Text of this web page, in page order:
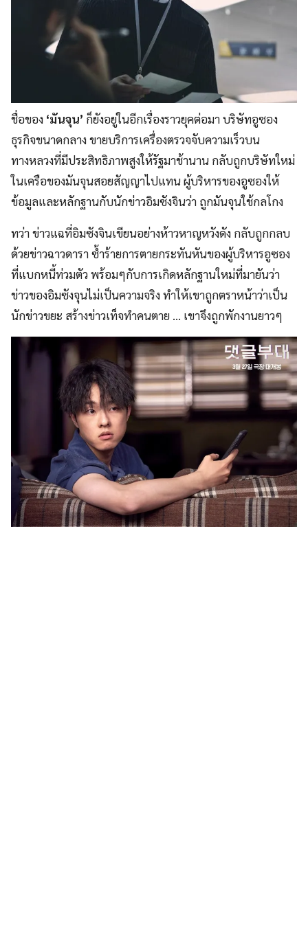
ชื่อของ ‘มันจุน’ ก็ยังอยู่ในอีกเรื่องราวยุคต่อมา บริษัทอูซอง
ธุรกิจขนาดกลาง ขายบริการเครื่องตรวจจับความเร็วบน
ทางหลวงที่มีประสิทธิภาพสูงให้รัฐมาช้านาน กลับถูกบริษัทใหม่
ในเครือของมันจุนสอยสัญญาไปแทน ผู้บริหารของอูซองให้
ข้อมูลและหลักฐานกับนักข่าวอิมซังจินว่า ถูกมันจุนใช้กลโกง
ทว่า ข่าวแฉที่อิมซังจินเขียนอย่างห้าวหาญหวังดัง กลับถูกกลบ
ด้วยข่าวฉาวดารา ซ้ำร้ายการตายกระทันหันของผู้บริหารอูซอง
ที่แบกหนี้ท่วมตัว พร้อมๆกับการเกิดหลักฐานใหม่ที่มายันว่า
ข่าวของอิมซังจุนไม่เป็นความจริง ทำให้เขาถูกตราหน้าว่าเป็น
นักข่าวขยะ สร้างข่าวเท็จทำคนตาย … เขาจึงถูกพักงานยาวๆ